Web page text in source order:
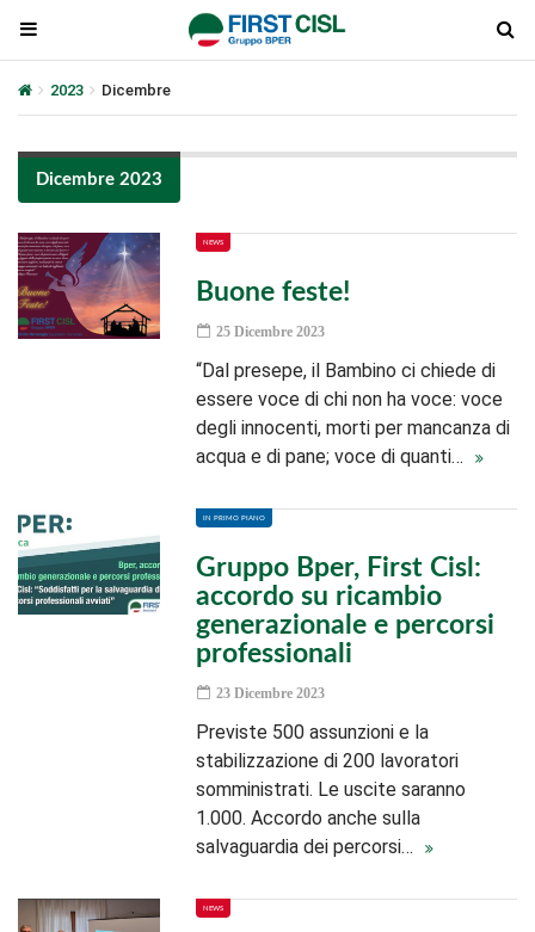
2023 Dicembre
Dicembre 2023
NEWS
Buone feste!
25 Dicembre 2023
“Dal presepe, il Bambino ci chiede di
essere voce di chi non ha voce: voce
degli innocenti, morti per mancanza di
acqua e di pane; voce di quanti…
IN PRIMO PIANO
Gruppo Bper, First Cisl:
accordo su ricambio
generazionale e percorsi
professionali
23 Dicembre 2023
Previste 500 assunzioni e la
stabilizzazione di 200 lavoratori
somministrati. Le uscite saranno
1.000. Accordo anche sulla
salvaguardia dei percorsi…
NEWS